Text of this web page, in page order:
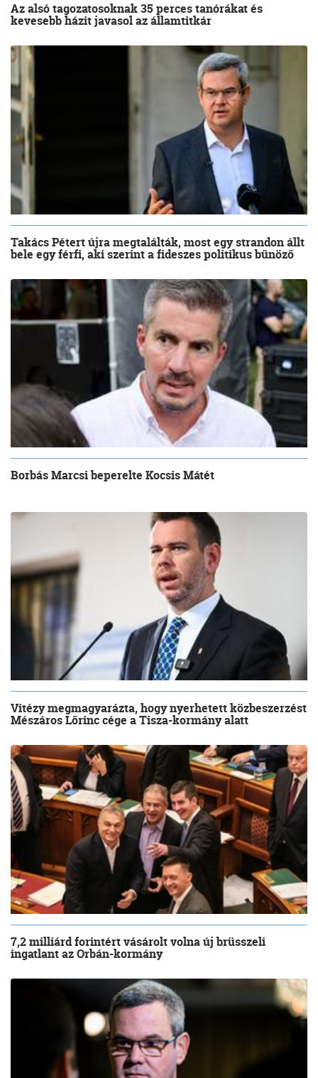
Az alsó tagozatosoknak 35 perces tanórákat és
kevesebb házit javasol az államtitkár
Takács Pétert újra megtalálták, most egy strandon állt
bele egy férfi, aki szerint a fideszes politikus bűnöző
Borbás Marcsi beperelte Kocsis Mátét
Vitézy megmagyarázta, hogy nyerhetett közbeszerzést
Mészáros Lőrinc cége a Tisza-kormány alatt
7,2 milliárd forintért vásárolt volna új brüsszeli
ingatlant az Orbán-kormány